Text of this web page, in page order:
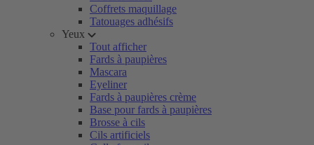
Coffrets maquillage
Tatouages adhésifs
Yeux
Tout afficher
Fards à paupières
Mascara
Eyeliner
Fards à paupières crème
Base pour fards à paupières
Brosse à cils
Cils artificiels